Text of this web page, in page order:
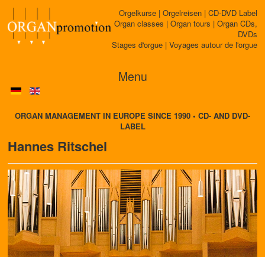
Orgelkurse | Orgelreisen | CD-DVD Label
Organ classes | Organ tours | Organ CDs,
DVDs
Stages d'orgue | Voyages autour de l'orgue
Menu
ORGAN MANAGEMENT IN EUROPE SINCE 1990 • CD- AND DVD-
LABEL
Hannes Ritschel